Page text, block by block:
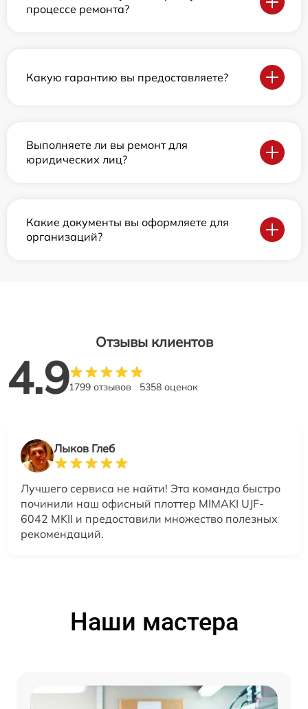
процессе ремонта?
Какую гарантию вы предоставляете?
Выполняете ли вы ремонт для
юридических лиц?
Какие документы вы оформляете для
организаций?
Отзывы клиентов
4.91799 отзывов 5358 оценок
Лыков Глеб
Лучшего сервиса не найти! Эта команда быстро
починили наш офисный плоттер MIMAKI UJF-
6042 MKII и предоставили множество полезных
рекомендаций.
Наши мастера